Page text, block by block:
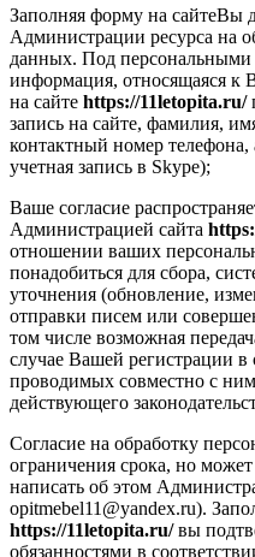
Заполняя форму на сайтеВы
Администрации ресурса на
данных. Под
информация, относящаяся к
на сайте https://11letopita.ru/
запись на сайте, фамилия,
контактный номер
учетная запись в Skype);
Ваше согласие
Администрацией сайта
отношении ваших
понадобиться для сбора,
уточнения (обновление,
отправки писем или
том числе возможная
случае Вашей регистрации
проводимых совместно с
действующего
Согласие на обработку
ограничения срока, но
написать об этом
opitmebel11@yandex.ru).
https://11letopita.ru/вы
обязанностями в